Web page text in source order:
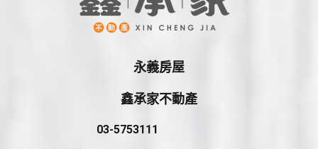
永義房屋
鑫承家不動產
03-5753111